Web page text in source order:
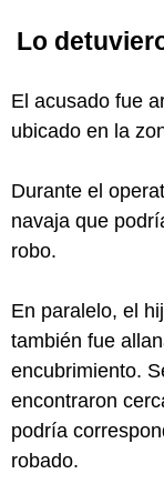
Lo
El acusado fue
ubicado en la
Durante el
navaja que
robo.
En paralelo, el
también fue
encubrimiento.
encontraron
podría
robado.